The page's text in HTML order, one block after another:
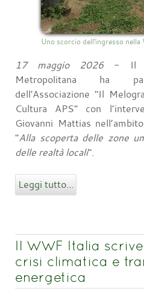
Uno scorcio dell'ingresso nella
17 maggio 2026- Il
Metropolitana ha
dell'Associazione "Il
Cultura APS” con
Giovanni Mattias
"Alla scoperta delle zone
delle realtà locali".
Leggi tutto...
Il WWF Italia
crisi climatica e
energetica